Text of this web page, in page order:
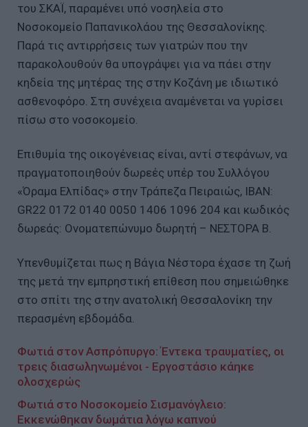
του ΣΚΑΪ, παραμένει υπό νοσηλεία στο
Νοσοκομείο Παπανικολάου της Θεσσαλονίκης.
Παρά τις αντιρρήσεις των γιατρών που την
παρακολουθούν θα υπογράψει για να πάει στην
κηδεία της μητέρας της στην Κοζάνη με ιδιωτικό
ασθενοφόρο. Στη συνέχεια αναμένεται να γυρίσει
πίσω στο νοσοκομείο.
Επιθυμία της οικογένειας είναι, αντί στεφάνων, να
πραγματοποιηθούν δωρεές υπέρ του Συλλόγου
«Όραμα Ελπίδας» στην Τράπεζα Πειραιώς, IBAN:
GR22 0172 0140 0050 1406 1096 204 και κωδικός
δωρεάς: Ονοματεπώνυμο δωρητή – ΝΕΣΤΟΡΑ Β.
Υπενθυμίζεται πως η Βάγια Νέστορα έχασε τη ζωή
της μετά την εμπρηστική επίθεση που σημειώθηκε
στο σπίτι της στην ανατολική Θεσσαλονίκη την
περασμένη εβδομάδα.
Φωτιά στον Ασπρόπυργο: Έντεκα τραυματίες, οι
τρεις διασωληνωμένοι - Εργοστάσιο κάηκε
ολοσχερώς
Φωτιά στο Νοσοκομείο Σισμανόγλειο:
Εκκενώθηκαν δωμάτια λόγω καπνού